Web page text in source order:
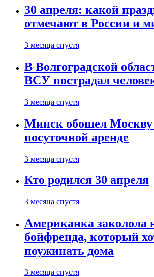
30 апреля: какой
отмечают в России и
3 месяца спустя
В Волгоградской
ВСУ пострадал
3 месяца спустя
Минск обошел Москву
посуточной аренде
3 месяца спустя
Кто родился 30 апреля
3 месяца спустя
Американка заколола
бойфренда, который
поужинать дома
3 месяца спустя